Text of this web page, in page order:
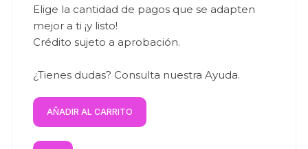
Elige la cantidad de pagos que se adapten
mejor a ti ¡y listo!
Crédito sujeto a aprobación.
¿Tienes dudas? Consulta nuestraAyuda.
AÑADIR AL CARRITO